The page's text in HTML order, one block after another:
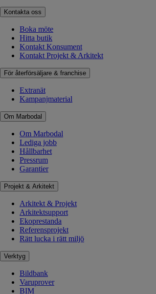
Kontakta oss
Boka möte
Hitta butik
Kontakt Konsument
Kontakt Projekt & Arkitekt
För återförsäljare & franchise
Extranät
Kampanjmaterial
Om Marbodal
Om Marbodal
Lediga jobb
Hållbarhet
Pressrum
Garantier
Projekt & Arkitekt
Arkitekt & Projekt
Arkitektsupport
Ekoprestanda
Referensprojekt
Rätt lucka i rätt miljö
Verktyg
Bildbank
Varuprover
BIM